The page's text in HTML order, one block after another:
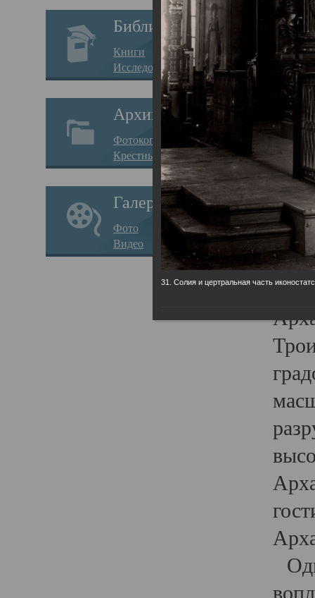
Библиотека
Книги
Исследования
Архив
Фотокопии дел
Крестные ходы
Галерея
Фото
Видео
31. Солия и цертральная часть